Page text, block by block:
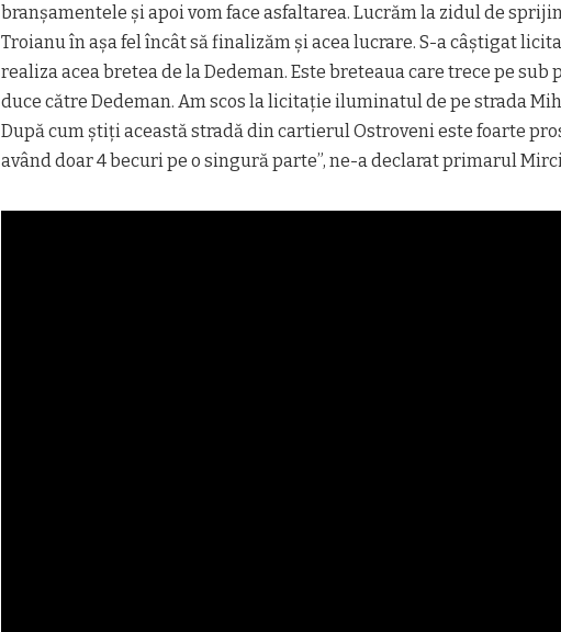
branșamentele și apoi vom face asfaltarea. Lucrăm la zidul de
Troianu în așa fel încât să finalizăm și acea lucrare. S-a câștigat
realiza acea bretea de la Dedeman. Este breteaua care trece pe sub
duce către Dedeman. Am scos la licitație iluminatul de pe strada
După cum știți această stradă din cartierul Ostroveni este foarte
având doar 4 becuri pe o singură parte”, ne-a declarat primarul